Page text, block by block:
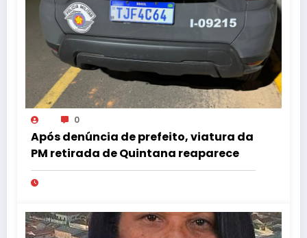
0
Após denúncia de prefeito, viatura da
PM retirada de Quintana reaparece